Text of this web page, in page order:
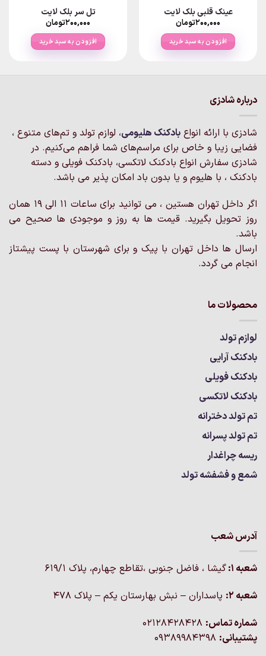
عینک قلبی بلک لایت
۲۰۰,۰۰۰تومان
افزودن به سبد خرید
تل سر بلک لایت
۲۰۰,۰۰۰تومان
افزودن به سبد خرید
درباره شادزی
شادزی با ارائه انواع بادکنک‌ هلیومی، لوازم تولد و تم‌های متنوع ،
فضایی زیبا و خاص برای مراسم‌های شما فراهم می‌کنیم. در
شادزی سفارش انواع بادکنک لاتکسی، بادکنک فویلی و دسته
بادکنک ، با هلیوم و یا بدون باد امکان پذیر می باشد.
اگر داخل تهران هستین ، می توانید برای ساعات 11 الی 19 همان
روز تحویل بگیرید. قیمت ها به روز و موجودی ها صحیح می
باشد.
ارسال ها داخل تهران با پیک و برای شهرستان با پست پیشتاز
انجام می گردد.
محصولات ما
لوازم تولد
بادکنک آرایی
بادکنک فویلی
بادکنک لاتکسی
تم تولد دخترانه
تم تولد پسرانه
ریسه چراغدار
شمع و فشفشه تولد
آدرس شعب
شعبه 1:
گيشا ، فاضل جنوبی ،تقاطع چهارم، پلاک 619/1
شعبه 2:
پاسداران – نبش بهارستان یکم – پلاک ۴۷۸
شماره تماس:
پشتیبانی: